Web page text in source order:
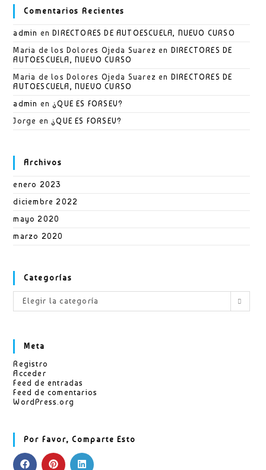
Comentarios Recientes
admin en DIRECTORES DE AUTOESCUELA, NUEVO CURSO
Maria de los Dolores Ojeda Suarez en DIRECTORES DE
AUTOESCUELA, NUEVO CURSO
Maria de los Dolores Ojeda Suarez en DIRECTORES DE
AUTOESCUELA, NUEVO CURSO
admin en ¿QUE ES FORSEV?
Jorge en ¿QUE ES FORSEV?
Archivos
enero 2023
diciembre 2022
mayo 2020
marzo 2020
Categorías
Categorías
Elegir la categoría
Meta
Registro
Acceder
Feed de entradas
Feed de comentarios
WordPress.org
Por Favor, Comparte Esto